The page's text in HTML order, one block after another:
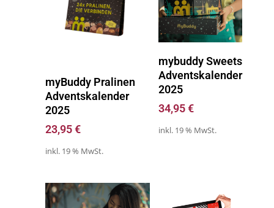
myBuddy Pralinen
Adventskalender
2025
23,95€
inkl. 19 % MwSt.
mybuddy Sweets
Adventskalender
2025
34,95€
inkl. 19 % MwSt.